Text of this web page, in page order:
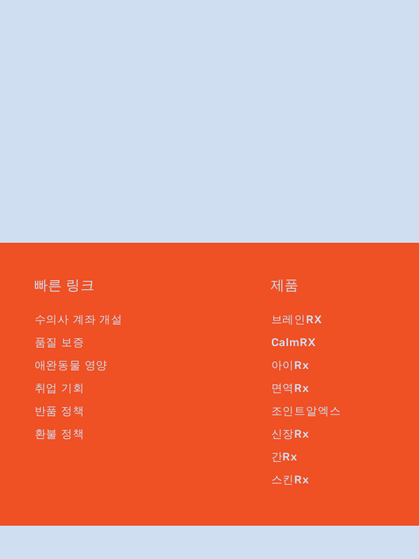
빠른 링크
수의사 계좌 개설
품질 보증
애완동물 영양
취업 기회
반품 정책
환불 정책
제품
브레인RX
CalmRX
아이Rx
면역Rx
조인트알엑스
신장Rx
간Rx
스킨Rx